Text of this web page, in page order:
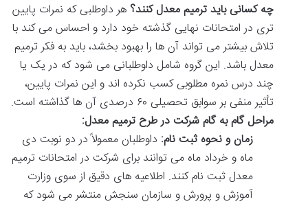
چه کسانی باید ترمیم معدل کنند؟ هر داوطلبی که نمرات پایین
تری در امتحانات نهایی گذشته خود دارد و احساس می کند با
تلاش بیشتر می تواند آن ها را بهبود بخشد، باید به فکر ترمیم
معدل باشد. این گروه شامل داوطلبانی می شود که در یک یا
چند درس نمره مطلوبی کسب نکرده اند و این نمرات پایین،
تأثیر منفی بر سوابق تحصیلی ۶۰ درصدی آن ها گذاشته است.
مراحل گام به گام شرکت در طرح ترمیم معدل:
زمان و نحوه ثبت نام: داوطلبان معمولاً در دو نوبت دی
ماه و خرداد ماه می توانند برای شرکت در امتحانات ترمیم
معدل ثبت نام کنند. اطلاعیه های دقیق از سوی وزارت
آموزش و پرورش و سازمان سنجش منتشر می شود که